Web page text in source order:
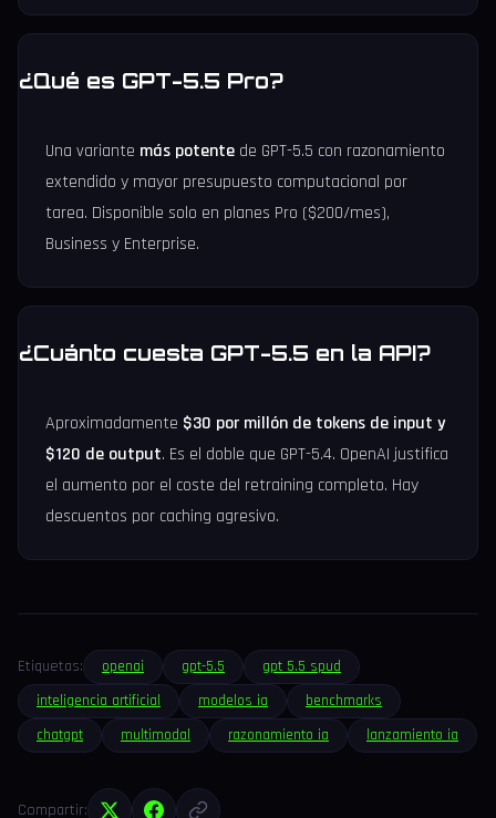
¿Qué es GPT-5.5 Pro?
Una variante más potente de GPT-5.5 con razonamiento
extendido y mayor presupuesto computacional por
tarea. Disponible solo en planes Pro ($200/mes),
Business y Enterprise.
¿Cuánto cuesta GPT-5.5 en la API?
Aproximadamente $30 por millón de tokens de input y
$120 de output. Es el doble que GPT-5.4. OpenAI justifica
el aumento por el coste del retraining completo. Hay
descuentos por caching agresivo.
Etiquetas: openai gpt-5.5
gpt 5.5 spud
inteligencia artificial
modelos ia
benchmarks
chatgpt
multimodal razonamiento ia lanzamiento ia
Compartir: